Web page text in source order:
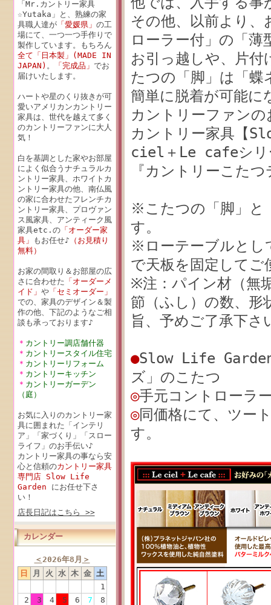
「Mr.カントリー家具
☆Yutaka」と、熟練の家
具職人達が「愛媛県」 の工
場にて、一つ一つ手作りで
製作しています。もちろん
全て「日本製」(MADE IN
JAPAN) 。 「完成品」 でお
届けいたします。
ハートや星のくり抜きが可
愛いアメリカンカントリー
家具は、世代を越えて多く
のカントリーファンに大人
気！
白を基調とした家やお部屋
によく似合うナチュラルカ
ントリー家具、ホワイトカ
ントリー家具の他、南仏風
の家に合わせたフレンチカ
ントリー家具、プロヴァン
ス風家具、アンティーク風
家具etc.の「オーダー家
具」 もお任せ♪ （お見積り
無料）
お家の間取り＆お部屋の広
さに合わせた 「オーダーメ
イド」 や「セミオーダー」
での、家具のデザイン＆製
作の他、下記のようなご相
談も承っております♪
＊ カントリー調店舗什器
＊ カントリースタイル住宅
＊ カントリーリフォーム
＊ カントリーキッチン
＊ カントリーガーデン
（庭）
お気に入りのカントリー家
具に囲まれた「インテリ
ア」「家づくり」「スロー
ライフ」のお手伝い♪
カントリー家具の事なら安
心と信頼のカントリー家具
専門店 Slow Life
Garden にお任せ下さ
い！
店長日記はこちら >>
カレンダー
＜2026年8月 ＞
日
月 火 水 木 金 土
1
2
3 4 5 6 7
8
その他、以前より
ローラー付」の「
お引っ越しや、片
たつの「脚」は「蝶
簡単に脱着が可能に
カントリーファン
カントリー家具【
ciel＋Le cafeシリ
『カントリーこた
※こたつの「脚」と
す。
※ローテーブルとし
で天板を固定してご
※注：パイン材（無
節（ふし）の数、形
旨、予めご了承下さ
●Slow Life
ズ」のこたつ
◎手元コントローラ
◎同価格にて、ツー
す。